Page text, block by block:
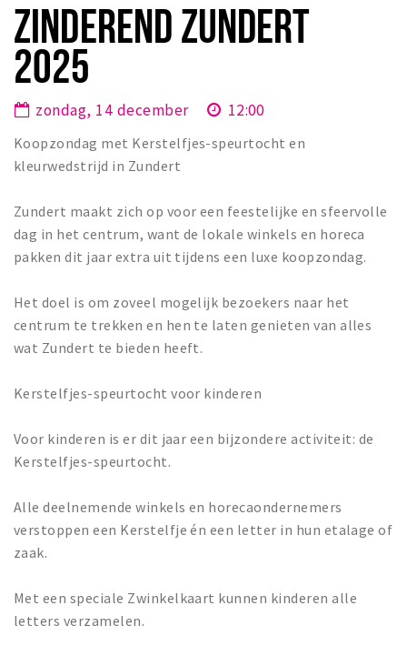
Bezienswaardigheden
Musea, theaters & podia
Uitjes & activiteiten
Toeristische routes
Natuurgebieden
Sport
Inloggen
ZINDEREND ZUNDERT
2025
zondag, 14 december 12:00
Koopzondag met Kerstelfjes-speurtocht en
kleurwedstrijd in Zundert
Zundert maakt zich op voor een feestelijke en sfeervolle
dag in het centrum, want de lokale winkels en horeca
pakken dit jaar extra uit tijdens een luxe koopzondag.
Het doel is om zoveel mogelijk bezoekers naar het
centrum te trekken en hen te laten genieten van alles
wat Zundert te bieden heeft.
Kerstelfjes-speurtocht voor kinderen
Voor kinderen is er dit jaar een bijzondere activiteit: de
Kerstelfjes-speurtocht.
Alle deelnemende winkels en horecaondernemers
verstoppen een Kerstelfje én een letter in hun etalage of
zaak.
Met een speciale Zwinkelkaart kunnen kinderen alle
letters verzamelen.